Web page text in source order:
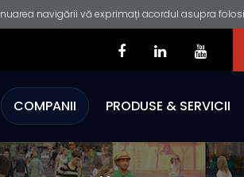
navigării vă exprimați acordul asupra
COMPANII PRODUSE & SERVICII